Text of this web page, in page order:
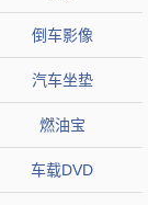
倒车影像
汽车坐垫
燃油宝
车载DVD